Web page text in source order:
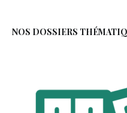
NOS DOSSIERS